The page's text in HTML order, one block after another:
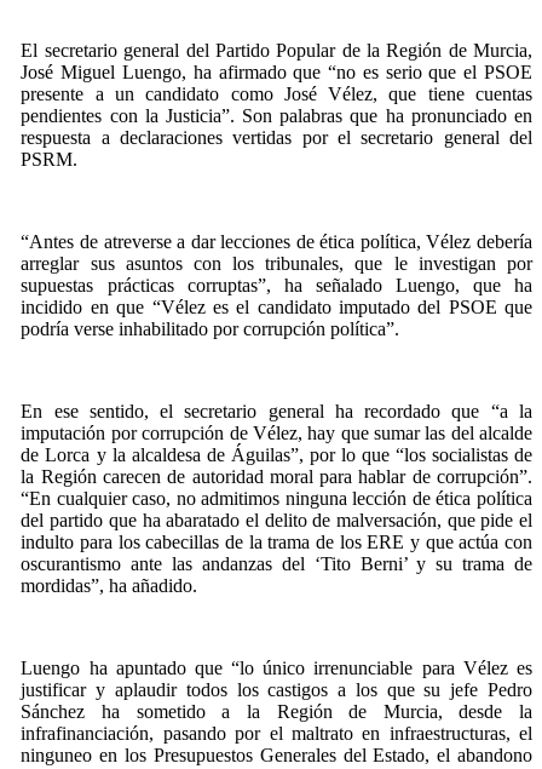
El secretario general del Partido Popular de la Región de Murcia,
José Miguel Luengo, ha afirmado que “no es serio que el PSOE
presente a un candidato como José Vélez, que tiene cuentas
pendientes con la Justicia”. Son palabras que ha pronunciado en
respuesta a declaraciones vertidas por el secretario general del
PSRM.
“Antes de atreverse a dar lecciones de ética política, Vélez debería
arreglar sus asuntos con los tribunales, que le investigan por
supuestas prácticas corruptas”, ha señalado Luengo, que ha
incidido en que “Vélez es el candidato imputado del PSOE que
podría verse inhabilitado por corrupción política”.
En ese sentido, el secretario general ha recordado que “a la
imputación por corrupción de Vélez, hay que sumar las del alcalde
de Lorca y la alcaldesa de Águilas”, por lo que “los socialistas de
la Región carecen de autoridad moral para hablar de corrupción”.
“En cualquier caso, no admitimos ninguna lección de ética política
del partido que ha abaratado el delito de malversación, que pide el
indulto para los cabecillas de la trama de los ERE y que actúa con
oscurantismo ante las andanzas del ‘Tito Berni’ y su trama de
mordidas”, ha añadido.
Luengo ha apuntado que “lo único irrenunciable para Vélez es
justificar y aplaudir todos los castigos a los que su jefe Pedro
Sánchez ha sometido a la Región de Murcia, desde la
infrafinanciación, pasando por el maltrato en infraestructuras, el
ninguneo en los Presupuestos Generales del Estado, el abandono